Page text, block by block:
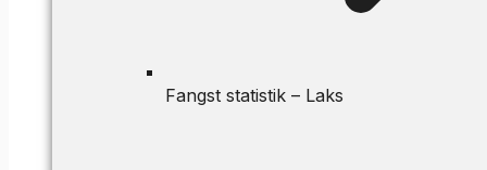
Fangst statistik – Laks